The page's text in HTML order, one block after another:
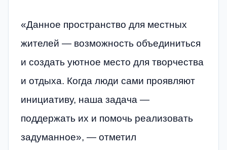
«Данное пространство для местных
жителей — возможность объединиться
и создать уютное место для творчества
и отдыха. Когда люди сами проявляют
инициативу, наша задача —
поддержать их и помочь реализовать
задуманное», — отметил